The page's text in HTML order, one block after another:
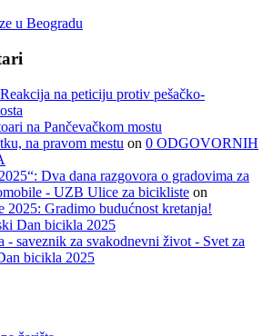
u Beogradu
Reakcija na peticiju protiv pešačko-
na Pančevačkom mostu
na pravom mestu on 0 ODGOVORNIH
Dva dana razgovora o gradovima za
- UZB Ulice za bicikliste on
2025: Gradimo budućnost kretanja!
Dan bicikla 2025
saveznik za svakodnevni život - Svet za
bicikla 2025